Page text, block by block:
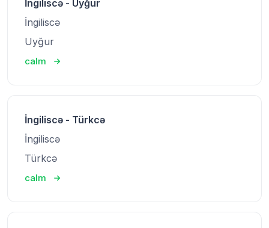
İngiliscə - Uyğur
İngiliscə
Uyğur
calm
İngiliscə - Türkcə
İngiliscə
Türkcə
calm